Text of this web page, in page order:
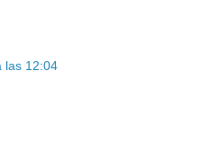
las 12:04